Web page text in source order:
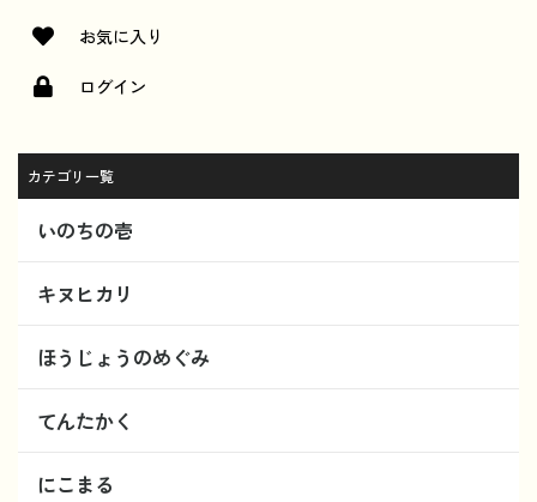
お気に入り
ログイン
カテゴリ一覧
いのちの壱
キヌヒカリ
ほうじょうのめぐみ
てんたかく
にこまる